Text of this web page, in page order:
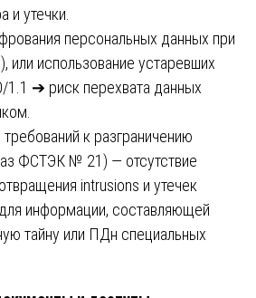
и утечки.
персональных данных при
или использование устаревших
1.1 ➔ риск перехвата данных
к разграничению
ФСТЭК № 21) — отсутствие
intrusions и утечек
информации, составляющей
тайну или ПДн специальных